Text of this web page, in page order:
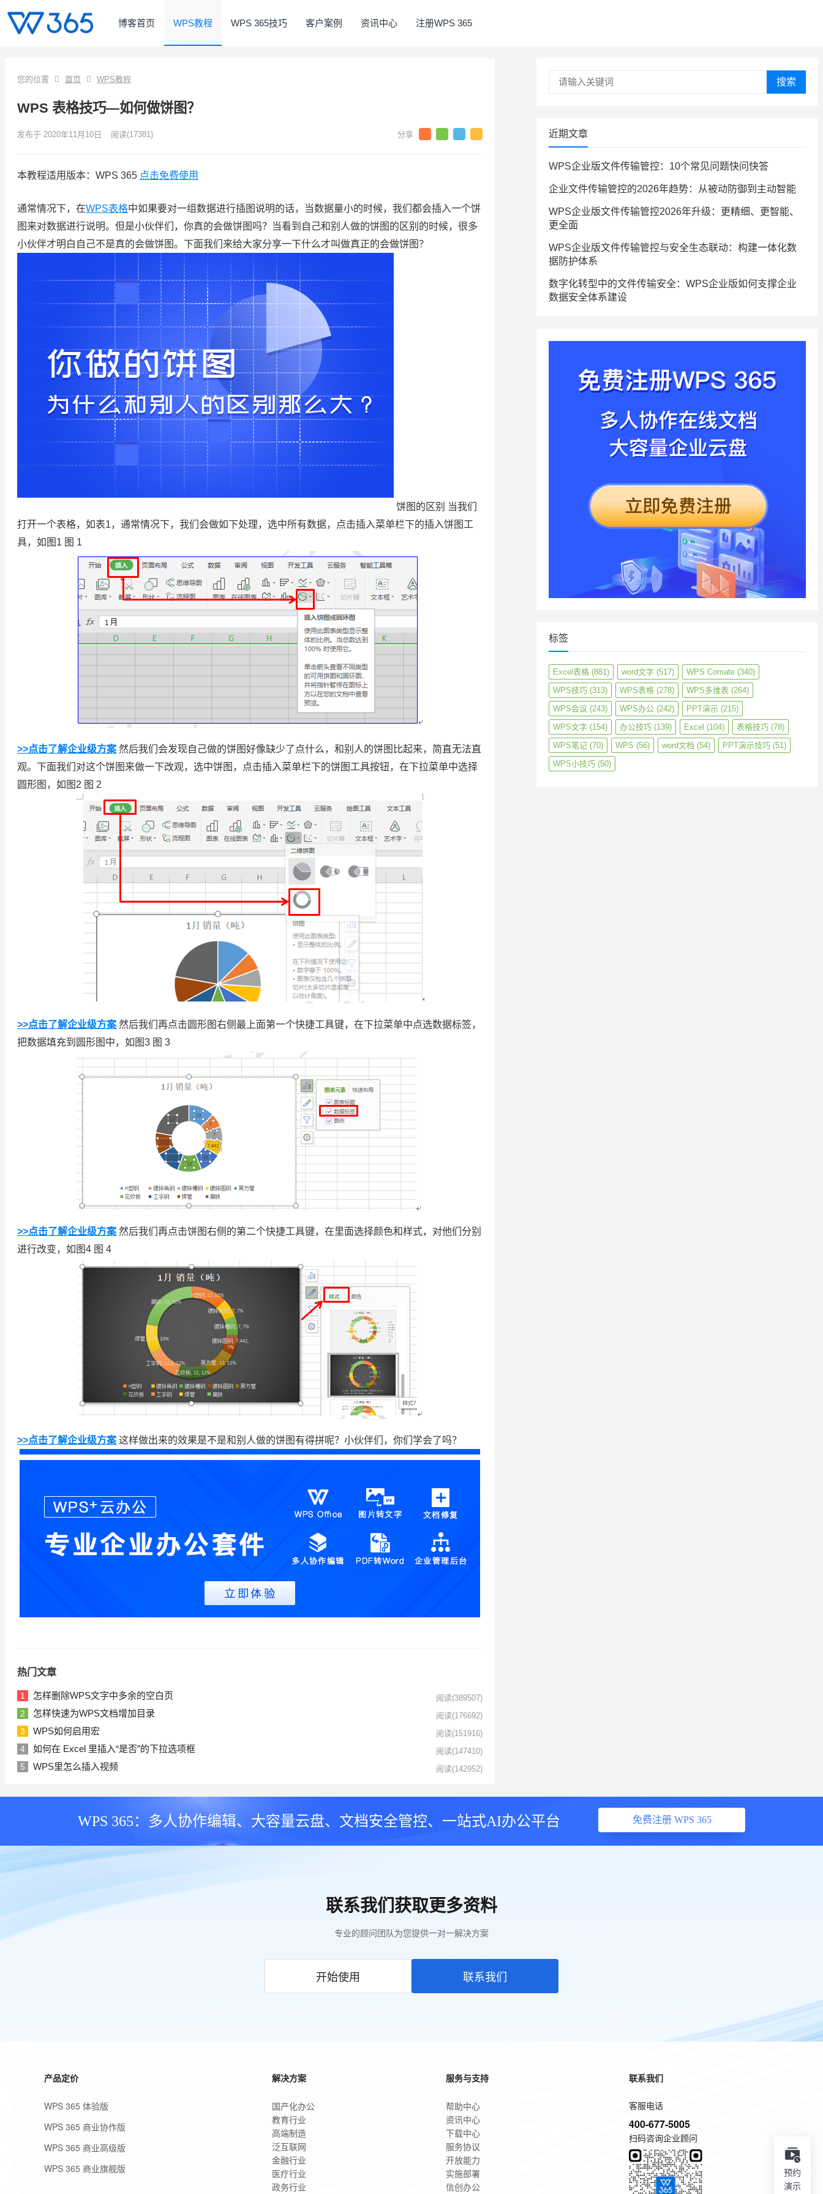
博客首页 WPS教程 WPS 365技巧 客户案例 资讯中心 注册WPS 365
您的位置 首页 WPS教程
WPS 表格技巧—如何做饼图？
发布于 2020年11月10日 阅读(17381)
本教程适用版本：WPS 365 点击免费使用
通常情况下，在WPS表格中如果要对一组数据进行插图说明的话，当数据量小的时候，我们都会插入一个饼
图来对数据进行说明。但是小伙伴们，你真的会做饼图吗？当看到自己和别人做的饼图的区别的时候，很多
小伙伴才明白自己不是真的会做饼图。下面我们来给大家分享一下什么才叫做真正的会做饼图？
饼图的区别 当我们
打开一个表格，如表1，通常情况下，我们会做如下处理，选中所有数据，点击插入菜单栏下的插入饼图工
具，如图1 图 1
>>点击了解企业级方案 然后我们会发现自己做的饼图好像缺少了点什么，和别人的饼图比起来，简直无法直
观。下面我们对这个饼图来做一下改观，选中饼图，点击插入菜单栏下的饼图工具按钮，在下拉菜单中选择
圆形图，如图2 图 2
>>点击了解企业级方案 然后我们再点击圆形图右侧最上面第一个快捷工具键，在下拉菜单中点选数据标签，
把数据填充到圆形图中，如图3 图 3
>>点击了解企业级方案 然后我们再点击饼图右侧的第二个快捷工具键，在里面选择颜色和样式，对他们分别
进行改变，如图4 图 4
>>点击了解企业级方案 这样做出来的效果是不是和别人做的饼图有得拼呢？小伙伴们，你们学会了吗？
热门文章
1 怎样删除WPS文字中多余的空白页 阅读(389507)
2 怎样快速为WPS文档增加目录 阅读(176692)
3 WPS如何启用宏 阅读(151916)
4 如何在 Excel 里插入“是否”的下拉选项框 阅读(147410)
5 WPS里怎么插入视频 阅读(142952)
搜索
近期文章
WPS企业版文件传输管控：10个常见问题快问快答
企业文件传输管控的2026年趋势：从被动防御到主动智能
WPS企业版文件传输管控2026年升级：更精细、更智能、
更全面
WPS企业版文件传输管控与安全生态联动：构建一体化数
据防护体系
数字化转型中的文件传输安全：WPS企业版如何支撑企业
数据安全体系建设
标签
Excel表格 (881) word文字 (517) WPS Comate (340)
WPS技巧 (313) WPS表格 (278) WPS多维表 (264)
WPS会议 (243) WPS办公 (242) PPT演示 (215)
WPS文字 (154) 办公技巧 (139) Excel (104) 表格技巧 (78)
WPS笔记 (70) WPS (56) word文档 (54) PPT演示技巧 (51)
WPS小技巧 (50)
WPS 365：多人协作编辑、大容量云盘、文档安全管控、一站式AI办公平台 免费注册 WPS 365
联系我们获取更多资料
专业的顾问团队为您提供一对一解决方案
开始使用 联系我们
产品定价
WPS 365 体验版
WPS 365 商业协作版
WPS 365 商业高级版
WPS 365 商业旗舰版
解决方案
国产化办公
教育行业
高端制造
泛互联网
金融行业
医疗行业
政务行业
服务与支持
帮助中心
资讯中心
下载中心
服务协议
开放能力
实施部署
信创办公
联系我们
客服电话
400-677-5005
扫码咨询企业顾问
预约
演示